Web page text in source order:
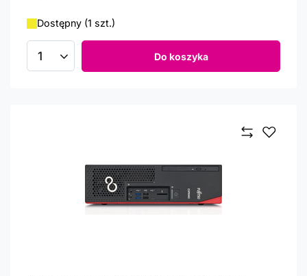
Dostępny (1 szt.)
Ilość produktów Do koszyka